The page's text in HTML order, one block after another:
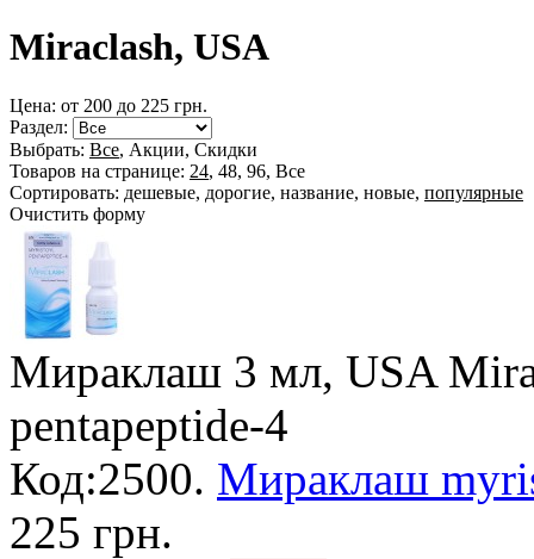
Miraclash, USA
Цена: от 200 до 225 грн.
Раздел:
Выбрать: Все, Акции, Скидки
Товаров на странице: 24, 48, 96, Все
Сортировать: дешевые, дорогие, название, новые, популярные
Очистить форму
Мираклаш 3 мл, USA
pentapeptide-4
Код:2500. Мираклаш
225 грн.